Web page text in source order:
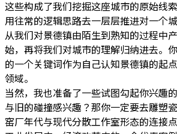
这些构成了我们挖掘这座城市的原始线
用往常的逻辑思路去一层层推进对一个
从我们对景德镇由陌生到熟知的过程中
始，再将我们对城市的理解归纳进去。
的一个关键词作为自己认知景德镇的起
领域。
当然，我也准备了一些试图勾起你兴趣
与旧的碰撞感兴趣？那你一定要去雕塑
窑厂年代与现代分散工作室形态的连接